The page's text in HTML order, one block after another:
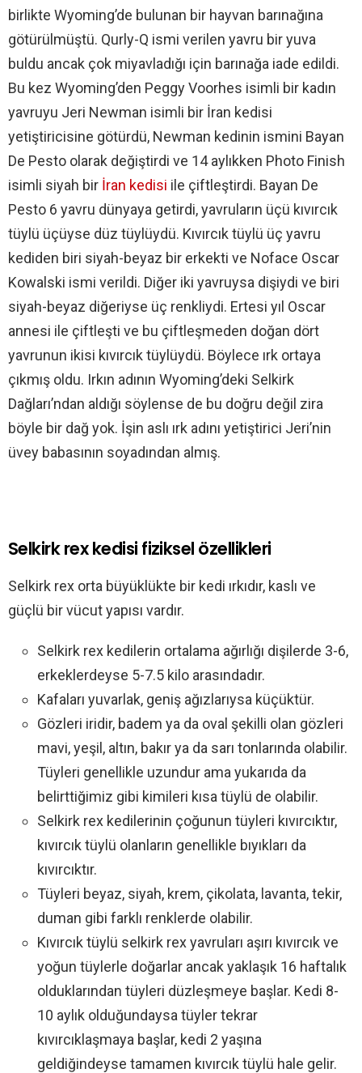
birlikte Wyoming’de bulunan bir hayvan barınağına
götürülmüştü. Qurly-Q ismi verilen yavru bir yuva
buldu ancak çok miyavladığı için barınağa iade edildi.
Bu kez Wyoming’den Peggy Voorhes isimli bir kadın
yavruyu Jeri Newman isimli bir İran kedisi
yetiştiricisine götürdü, Newman kedinin ismini Bayan
De Pesto olarak değiştirdi ve 14 aylıkken Photo Finish
isimli siyah bir İran kedisi ile çiftleştirdi. Bayan De
Pesto 6 yavru dünyaya getirdi, yavruların üçü kıvırcık
tüylü üçüyse düz tüylüydü. Kıvırcık tüylü üç yavru
kediden biri siyah-beyaz bir erkekti ve Noface Oscar
Kowalski ismi verildi. Diğer iki yavruysa dişiydi ve biri
siyah-beyaz diğeriyse üç renkliydi. Ertesi yıl Oscar
annesi ile çiftleşti ve bu çiftleşmeden doğan dört
yavrunun ikisi kıvırcık tüylüydü. Böylece ırk ortaya
çıkmış oldu. Irkın adının Wyoming’deki Selkirk
Dağları’ndan aldığı söylense de bu doğru değil zira
böyle bir dağ yok. İşin aslı ırk adını yetiştirici Jeri’nin
üvey babasının soyadından almış.
Selkirk rex kedisi fiziksel özellikleri
Selkirk rex orta büyüklükte bir kedi ırkıdır, kaslı ve
güçlü bir vücut yapısı vardır.
Selkirk rex kedilerin ortalama ağırlığı dişilerde 3-6,
erkeklerdeyse 5-7.5 kilo arasındadır.
Kafaları yuvarlak, geniş ağızlarıysa küçüktür.
Gözleri iridir, badem ya da oval şekilli olan gözleri
mavi, yeşil, altın, bakır ya da sarı tonlarında olabilir.
Tüyleri genellikle uzundur ama yukarıda da
belirttiğimiz gibi kimileri kısa tüylü de olabilir.
Selkirk rex kedilerinin çoğunun tüyleri kıvırcıktır,
kıvırcık tüylü olanların genellikle bıyıkları da
kıvırcıktır.
Tüyleri beyaz, siyah, krem, çikolata, lavanta, tekir,
duman gibi farklı renklerde olabilir.
Kıvırcık tüylü selkirk rex yavruları aşırı kıvırcık ve
yoğun tüylerle doğarlar ancak yaklaşık 16 haftalık
olduklarından tüyleri düzleşmeye başlar. Kedi 8-
10 aylık olduğundaysa tüyler tekrar
kıvırcıklaşmaya başlar, kedi 2 yaşına
geldiğindeyse tamamen kıvırcık tüylü hale gelir.